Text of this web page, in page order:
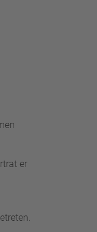
er